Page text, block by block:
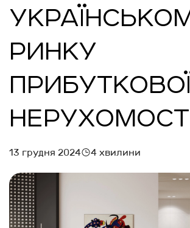
РИНКУ
13 грудня 2024 4 хвилини